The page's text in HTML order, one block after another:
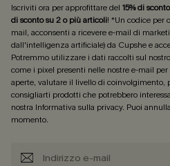
Iscriviti ora per approfittare del 15% di
di sconto su 2 o più articoli! *Un codice per
mail, acconsenti a ricevere e-mail di
dall'intelligenza artificiale) da Cupshe e
Potremmo utilizzare i dati raccolti sul
come i pixel presenti nelle nostre e-mail
aperte, valutare il livello di coinvolgimento,
consigliarti prodotti che potrebbero
nostra Informativa sulla privacy. Puoi
momento.